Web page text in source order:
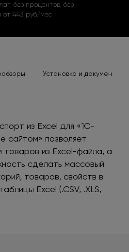
без процентов, без
от 443 руб/мес.
Установка и
из Excel для «1С-
сайтом» позволяет
товаров из Excel-файла, а
сделать массовый
товаров, свойств в
Excel (.CSV, .XLS,